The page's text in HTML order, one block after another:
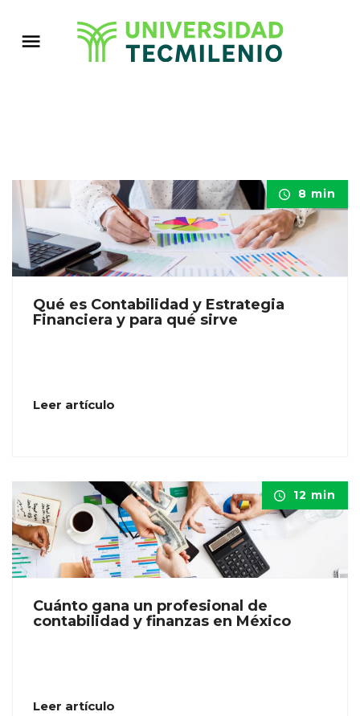
8 min
Qué es Contabilidad y Estrategia
Financiera y para qué sirve
Leer artículo
12 min
Cuánto gana un profesional de
contabilidad y finanzas en México
Leer artículo